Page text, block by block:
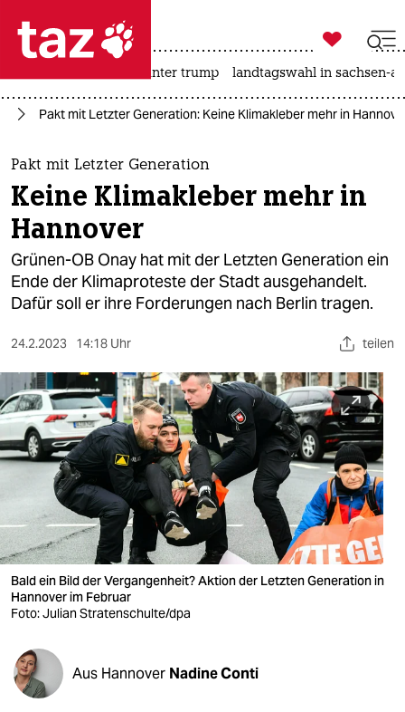
 taz zahl ich
taz zahl ich
themen
politik
öko
gesellschaft
sport
berlin
nord
wahrheit
verlag
verlag
veranstaltungen
fragen & hilfe

taz zahl ich
usa unter trump landtagswahl in sachsen-
Pakt mit Letzter Generation: Keine Klimakleber mehr in
Pakt mit Letzter Generation
Keine Klimakleber mehr in
Hannover
Grünen-OB Onay hat mit der Letzten Generation ein
Ende der Klimaproteste der Stadt ausgehandelt.
Dafür soll er ihre Forderungen nach Berlin tragen.
24.2.2023 14:18 Uhr teilen
Bald ein Bild der Vergangenheit? Aktion der Letzten Generation in
Hannover im Februar
Foto: Julian Stratenschulte/dpa
Aus Hannover Nadine Conti